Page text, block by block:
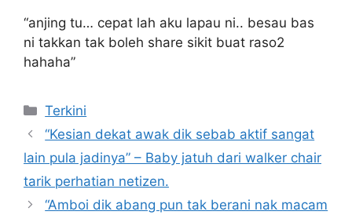
“anjing tu… cepat lah aku lapau ni.. besau bas
ni takkan tak boleh share sikit buat raso2
hahaha”
Categories
Terkini
“Kesian dekat awak dik sebab aktif sangat
lain pula jadinya” – Baby jatuh dari walker chair
tarik perhatian netizen.
“Amboi dik abang pun tak berani nak macam